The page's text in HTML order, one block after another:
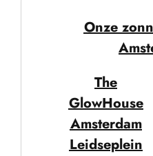
Onze
The
GlowHouse
Amsterdam
Leidseplein